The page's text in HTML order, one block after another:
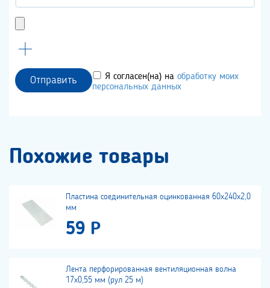
Отправить Я согласен(на) на обработку моих
персональных данных
Похожие товары
Пластина соединительная оцинкованная 60х240х2,0
мм
59 Р
Лента перфорированная вентиляционная волна
17х0,55 мм (рул 25 м)